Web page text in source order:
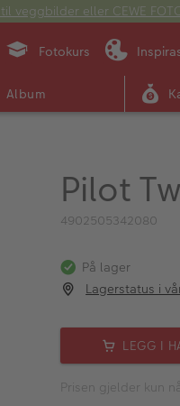
veggbilder eller CEWE
Fotokurs
Album
Pilot
4902505342080
På lager
Lagerstatus i
LEGG I
Prisen gjelder kun